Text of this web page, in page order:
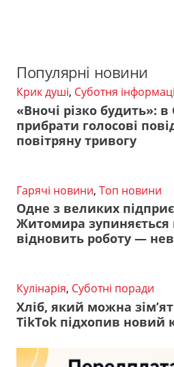
Популярні новини
Крик душі, Суботня
«Вночі різко будить»:
прибрати голосові
повітряну тривогу
Гарячі новини, Топ новини
Одне з великих
Житомира зупиняється
відновить роботу —
Кулінарія, Суботні поради
Хліб, який можна
TikTok підхопив новий